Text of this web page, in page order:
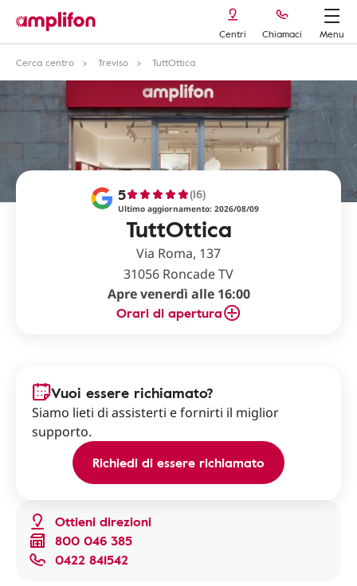
Centri Chiamaci
Menu
Cerca centro
Treviso TuttOttica
TuttOttica
5 (16)
Ultimo aggiornamento: 2026/08/09
Via Roma, 137
31056 Roncade TV
Apre venerdì alle 16:00
Orari di apertura
Ottieni direzioni
800 046 385
0422 841542
Vuoi essere richiamato?
Siamo lieti di assisterti e fornirti il miglior
supporto.
Richiedi di essere richiamato